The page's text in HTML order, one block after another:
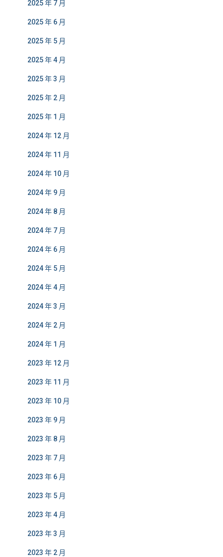
2025 年 7 月
2025 年 6 月
2025 年 5 月
2025 年 4 月
2025 年 3 月
2025 年 2 月
2025 年 1 月
2024 年 12 月
2024 年 11 月
2024 年 10 月
2024 年 9 月
2024 年 8 月
2024 年 7 月
2024 年 6 月
2024 年 5 月
2024 年 4 月
2024 年 3 月
2024 年 2 月
2024 年 1 月
2023 年 12 月
2023 年 11 月
2023 年 10 月
2023 年 9 月
2023 年 8 月
2023 年 7 月
2023 年 6 月
2023 年 5 月
2023 年 4 月
2023 年 3 月
2023 年 2 月